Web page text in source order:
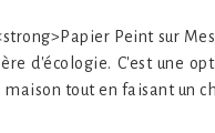
Peint sur
d'écologie. C'est une
tout en faisant un